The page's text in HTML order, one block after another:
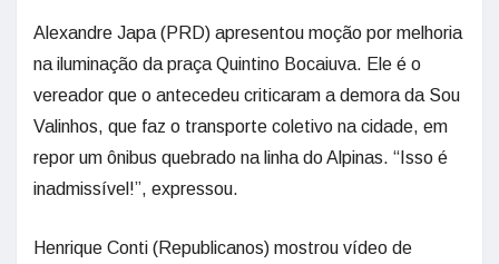
Alexandre Japa (PRD) apresentou moção por melhoria
na iluminação da praça Quintino Bocaiuva. Ele é o
vereador que o antecedeu criticaram a demora da Sou
Valinhos, que faz o transporte coletivo na cidade, em
repor um ônibus quebrado na linha do Alpinas. “Isso é
inadmissível!”, expressou.
Henrique Conti (Republicanos) mostrou vídeo de